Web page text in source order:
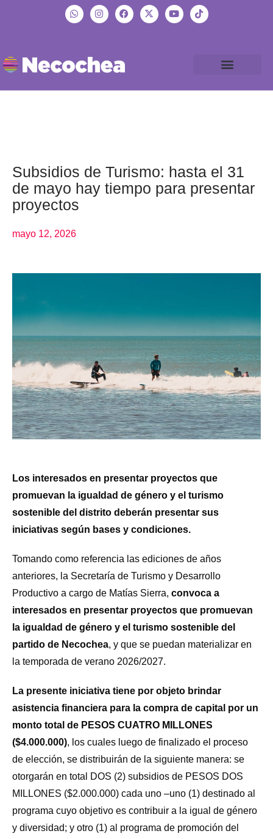
Subsidios de Turismo: hasta el 31
de mayo hay tiempo para presentar
proyectos
mayo 12, 2026
Los interesados en presentar proyectos que
promuevan la igualdad de género y el turismo
sostenible del distrito deberán presentar sus
iniciativas según bases y condiciones.
Tomando como referencia las ediciones de años
anteriores, la Secretaría de Turismo y Desarrollo
Productivo a cargo de Matías Sierra, convoca a
interesados en presentar proyectos que promuevan
la igualdad de género y el turismo sostenible del
partido de Necochea, y que se puedan materializar en
la temporada de verano 2026/2027.
La presente iniciativa tiene por objeto brindar
asistencia financiera para la compra de capital por un
monto total de PESOS CUATRO MILLONES
($4.000.000), los cuales luego de finalizado el proceso
de elección, se distribuirán de la siguiente manera: se
otorgarán en total DOS (2) subsidios de PESOS DOS
MILLONES ($2.000.000) cada uno –uno (1) destinado al
programa cuyo objetivo es contribuir a la igual de género
y diversidad; y otro (1) al programa de promoción del